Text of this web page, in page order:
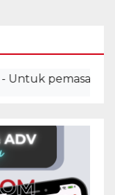
pemasangan